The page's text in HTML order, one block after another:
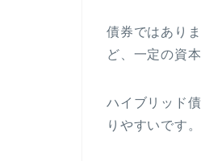
債券ではあり
ど、一定の資
ハイブリッド
りやすいです。